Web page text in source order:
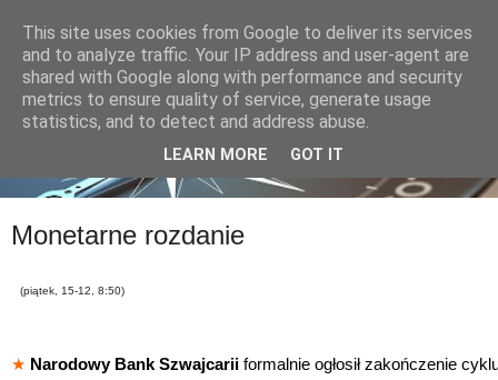
Monetarne rozdanie
(piątek, 15-12, 8:50)
★ Narodowy Bank Szwajcarii formalnie ogłosił zakończenie
This site uses cookies from Google to deliver its services
and to analyze traffic. Your IP address and user-agent are
shared with Google along with performance and security
metrics to ensure quality of service, generate usage
statistics, and to detect and address abuse.
LEARN MORE GOT IT